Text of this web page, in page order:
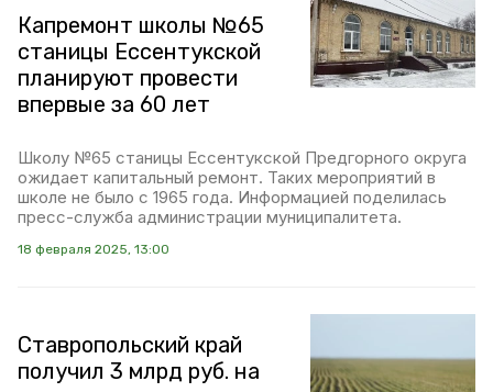
Капремонт школы №65
станицы Ессентукской
планируют провести
впервые за 60 лет
Школу №65 станицы Ессентукской Предгорного округа
ожидает капитальный ремонт. Таких мероприятий в
школе не было с 1965 года. Информацией поделилась
пресс-служба администрации муниципалитета.
18 февраля 2025, 13:00
Ставропольский край
получил 3 млрд руб. на